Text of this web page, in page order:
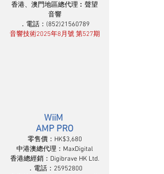
香港、澳門地區總代理︰聲望
音響
．電話：(852)21560789
音響技術2025年8月號 第527期
WiiM
AMP PRO
零售價：HK$3,680
中港澳總代理：MaxDigital
香港總經銷：Digibrave HK Ltd.
．電話：25952800